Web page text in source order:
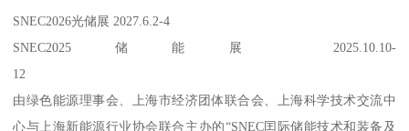
SNEC2026光储展 2027.6.2-4
SNEC2025储能展 2025.10.10-
12
由绿色能源理事会、上海市经济团体联合会、上海科学技术交流中
心与上海新能源行业协会联合主办的“SNEC囯际储能技术和装备及